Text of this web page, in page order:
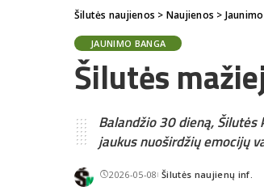
Šilutės naujienos > Naujienos >
JAUNIMO BANGA
Šilutės
Balandžio 30 dieną, Šilutės
jaukus nuoširdžių emocijų
2026-05-08Posted
Šilutės naujienų inf.